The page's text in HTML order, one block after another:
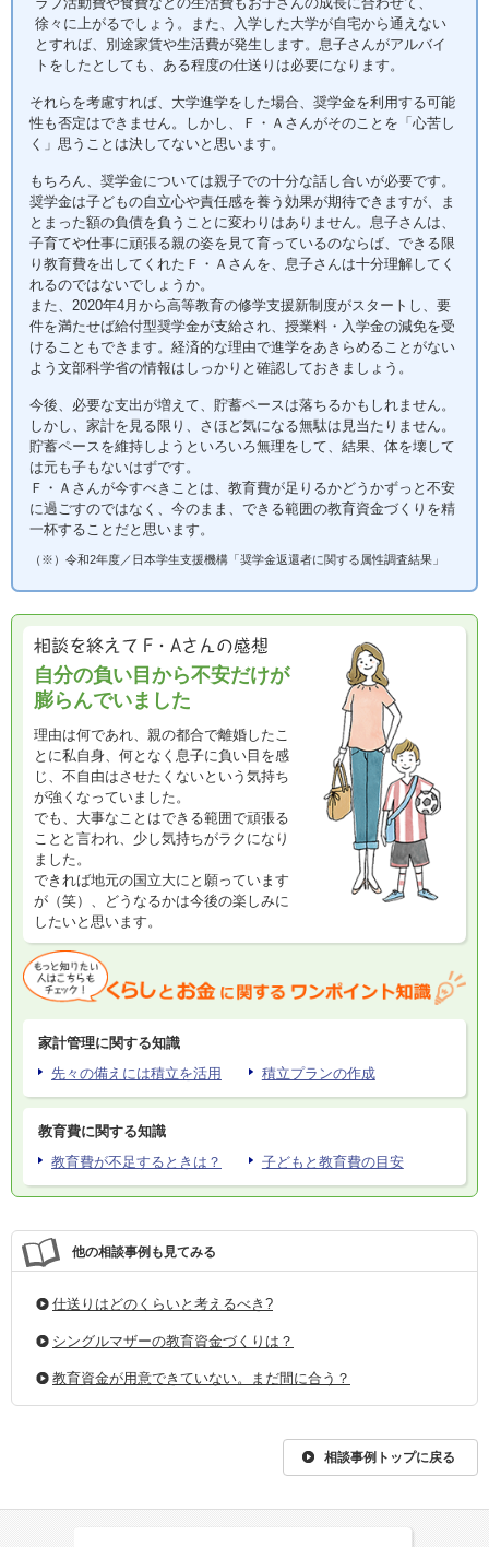
徐々に上がるでしょう。また、入学した大学が自宅から通えない
とすれば、別途家賃や生活費が発生します。息子さんがアルバイ
トをしたとしても、ある程度の仕送りは必要になります。
それらを考慮すれば、大学進学をした場合、奨学金を利用する可能
性も否定はできません。しかし、Ｆ・Ａさんがそのことを「心苦し
く」思うことは決してないと思います。
もちろん、奨学金については親子での十分な話し合いが必要です。
奨学金は子どもの自立心や責任感を養う効果が期待できますが、ま
とまった額の負債を負うことに変わりはありません。息子さんは、
子育てや仕事に頑張る親の姿を見て育っているのならば、できる限
り教育費を出してくれたＦ・Ａさんを、息子さんは十分理解してく
れるのではないでしょうか。
また、2020年4月から高等教育の修学支援新制度がスタートし、要
件を満たせば給付型奨学金が支給され、授業料・入学金の減免を受
けることもできます。経済的な理由で進学をあきらめることがない
よう文部科学省の情報はしっかりと確認しておきましょう。
今後、必要な支出が増えて、貯蓄ペースは落ちるかもしれません。
しかし、家計を見る限り、さほど気になる無駄は見当たりません。
貯蓄ペースを維持しようといろいろ無理をして、結果、体を壊して
は元も子もないはずです。
Ｆ・Ａさんが今すべきことは、教育費が足りるかどうかずっと不安
に過ごすのではなく、今のまま、できる範囲の教育資金づくりを精
一杯することだと思います。
（※）令和2年度／日本学生支援機構「奨学金返還者に関する属性調査結果」
自分の負い目から不安だけが
膨らんでいました
理由は何であれ、親の都合で離婚したこ
とに私自身、何となく息子に負い目を感
じ、不自由はさせたくないという気持ち
が強くなっていました。
でも、大事なことはできる範囲で頑張る
ことと言われ、少し気持ちがラクになり
ました。
できれば地元の国立大にと願っています
が（笑）、どうなるかは今後の楽しみに
したいと思います。
家計管理に関する知識
先々の備えには積立を活用
積立プランの作成
教育費に関する知識
教育費が不足するときは？
子どもと教育費の目安
他の相談事例も見てみる
仕送りはどのくらいと考えるべき?
シングルマザーの教育資金づくりは？
教育資金が用意できていない。まだ間に合う？
相談事例トップに戻る